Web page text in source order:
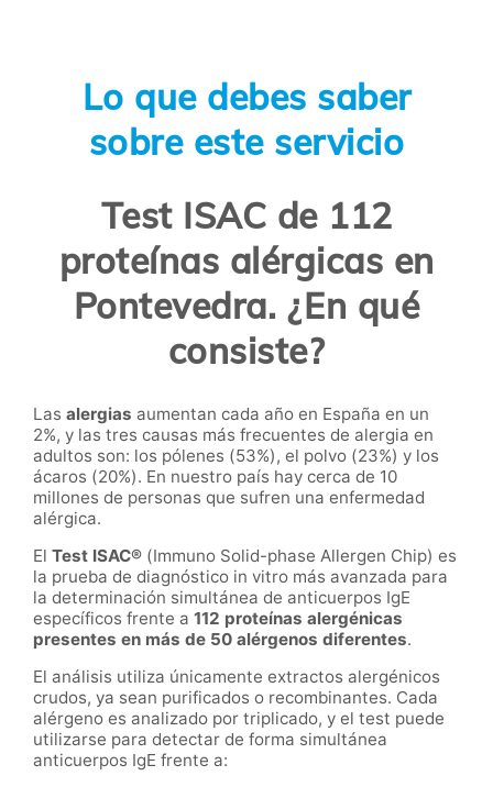
Lo que debes saber
sobre este servicio
Test ISAC de 112
proteínas alérgicas en
Pontevedra. ¿En qué
consiste?
Las alergias aumentan cada año en España en un
2%, y las tres causas más frecuentes de alergia en
adultos son: los pólenes (53%), el polvo (23%) y los
ácaros (20%). En nuestro país hay cerca de 10
millones de personas que sufren una enfermedad
alérgica.
El Test ISAC® (Immuno Solid-phase Allergen Chip) es
la prueba de diagnóstico in vitro más avanzada para
la determinación simultánea de anticuerpos IgE
específicos frente a 112 proteínas alergénicas
presentes en más de 50 alérgenos diferentes.
El análisis utiliza únicamente extractos alergénicos
crudos, ya sean purificados o recombinantes. Cada
alérgeno es analizado por triplicado, y el test puede
utilizarse para detectar de forma simultánea
anticuerpos IgE frente a: